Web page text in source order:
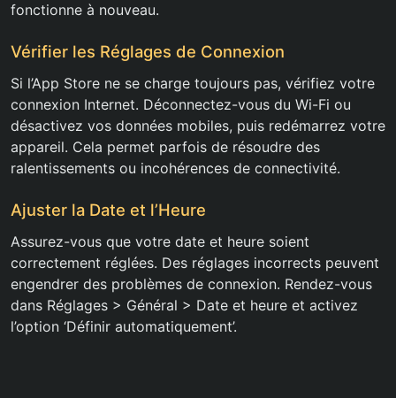
fonctionne à nouveau.
Vérifier les Réglages de Connexion
Si l’App Store ne se charge toujours pas, vérifiez votre
connexion Internet. Déconnectez-vous du Wi-Fi ou
désactivez vos données mobiles, puis redémarrez votre
appareil. Cela permet parfois de résoudre des
ralentissements ou incohérences de connectivité.
Ajuster la Date et l’Heure
Assurez-vous que votre date et heure soient
correctement réglées. Des réglages incorrects peuvent
engendrer des problèmes de connexion. Rendez-vous
dans Réglages > Général > Date et heure et activez
l’option ‘Définir automatiquement’.